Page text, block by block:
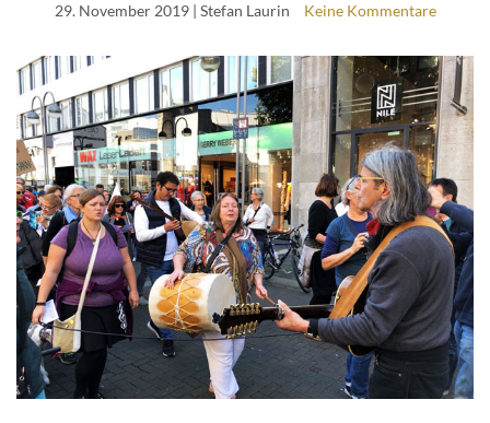
29. November 2019| Stefan Laurin Keine Kommentare